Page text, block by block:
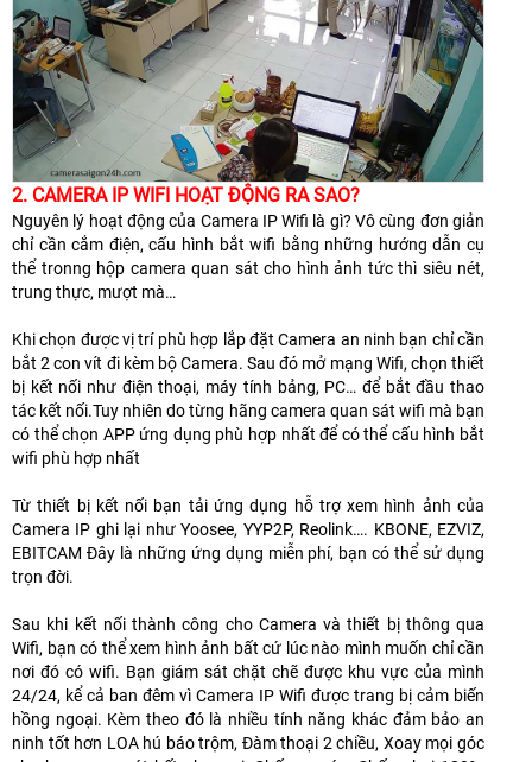
2. CAMERA IP WIFI HOẠT ĐỘNG RA SAO?
Nguyên lý hoạt động của Camera IP Wifi là gì? Vô cùng đơn giản
chỉ cần cắm điện, cấu hình bắt wifi bằng những hướng dẫn cụ
thể tronng hộp camera quan sát cho hình ảnh tức thì siêu nét,
trung thực, mượt mà…
Khi chọn được vị trí phù hợp lắp đặt Camera an ninh bạn chỉ cần
bắt 2 con vít đi kèm bộ Camera. Sau đó mở mạng Wifi, chọn thiết
bị kết nối như điện thoại, máy tính bảng, PC… để bắt đầu thao
tác kết nối.Tuy nhiên do từng hãng camera quan sát wifi mà bạn
có thể chọn APP ứng dụng phù hợp nhất để có thể cấu hình bắt
wifi phù hợp nhất
Từ thiết bị kết nối bạn tải ứng dụng hỗ trợ xem hình ảnh của
Camera IP ghi lại như Yoosee, YYP2P, Reolink…. KBONE, EZVIZ,
EBITCAM Đây là những ứng dụng miễn phí, bạn có thể sử dụng
trọn đời.
Sau khi kết nối thành công cho Camera và thiết bị thông qua
Wifi, bạn có thể xem hình ảnh bất cứ lúc nào mình muốn chỉ cần
nơi đó có wifi. Bạn giám sát chặt chẽ được khu vực của mình
24/24, kể cả ban đêm vì Camera IP Wifi được trang bị cảm biến
hồng ngoại. Kèm theo đó là nhiều tính năng khác đảm bảo an
ninh tốt hơn LOA hú báo trộm, Đàm thoại 2 chiều, Xoay mọi góc